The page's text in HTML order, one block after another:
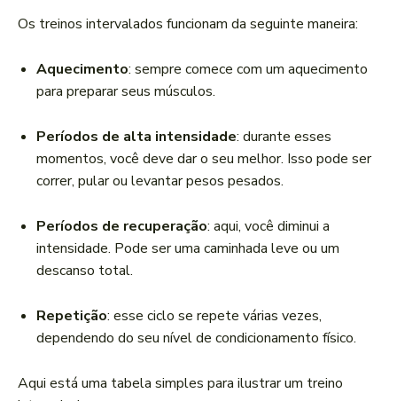
Os treinos intervalados funcionam da seguinte maneira:
Aquecimento: sempre comece com um aquecimento
para preparar seus músculos.
Períodos de alta intensidade: durante esses
momentos, você deve dar o seu melhor. Isso pode ser
correr, pular ou levantar pesos pesados.
Períodos de recuperação: aqui, você diminui a
intensidade. Pode ser uma caminhada leve ou um
descanso total.
Repetição: esse ciclo se repete várias vezes,
dependendo do seu nível de condicionamento físico.
Aqui está uma tabela simples para ilustrar um treino